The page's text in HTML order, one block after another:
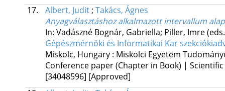
17.
Albert, Judit; Takács, Ágnes
Anyagválasztáshoz alkalmazott intervallum
In: Vadászné Bognár, Gabriella; Piller, Imre
Gépészmérnöki és Informatikai Kar
Miskolc, Hungary : Miskolci Egyetem
Conference paper (Chapter in Book) | Scientific
[34048596] [Approved]